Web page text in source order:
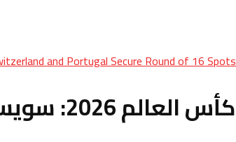
and Portugal Secure Round of 16 Spots
كأس العالم 2026: سويسرا والبرتغال تحجزان مقعديهما في دور الـ16